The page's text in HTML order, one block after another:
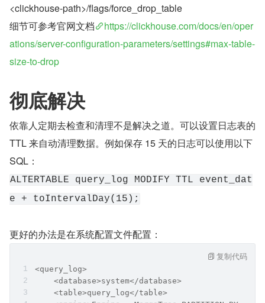
<clickhouse-path>/flags/force_drop_table
细节可参考官网文档
https://clickhouse.com/docs/en/oper
ations/server-configuration-parameters/settings#max-table-
size-to-drop
彻底解决
依靠人定期去检查和清理不是解决之道。可以设置日志表的
TTL 来自动清理数据。例如保存 15 天的日志可以使用以下
SQL：
ALTERTABLE query_log MODIFY TTL event_dat
e + toIntervalDay(15);
更好的办法是在系统配置文件配置：
<query_log>
    <database>system</database>
    <table>query_log</table>
复制代码